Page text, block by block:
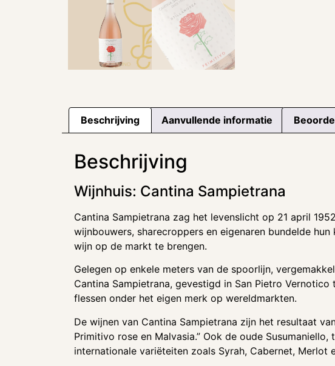
Beschrijving Aanvullende informatie
Beschrijving
Wijnhuis: Cantina Sampietrana
Cantina Sampietrana zag het levenslicht op 21 april
wijnbouwers, sharecroppers en eigenaren bundelde
wijn op de markt te brengen.
Gelegen op enkele meters van de spoorlijn,
Cantina Sampietrana, gevestigd in San Pietro
flessen onder het eigen merk op wereldmarkten.
De wijnen van Cantina Sampietrana zijn het resultaat
Primitivo rose en Malvasia.” Ook de oude
internationale variëteiten zoals Syrah, Cabernet, Merlot